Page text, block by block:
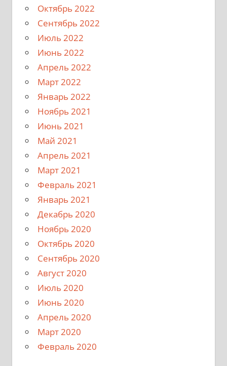
Октябрь 2022
Сентябрь 2022
Июль 2022
Июнь 2022
Апрель 2022
Март 2022
Январь 2022
Ноябрь 2021
Июнь 2021
Май 2021
Апрель 2021
Март 2021
Февраль 2021
Январь 2021
Декабрь 2020
Ноябрь 2020
Октябрь 2020
Сентябрь 2020
Август 2020
Июль 2020
Июнь 2020
Апрель 2020
Март 2020
Февраль 2020